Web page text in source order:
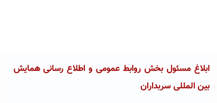
ابلاغ مسئول بخش روابط عمومی و اطلاع رسانی همایش
بین المللی سربداران